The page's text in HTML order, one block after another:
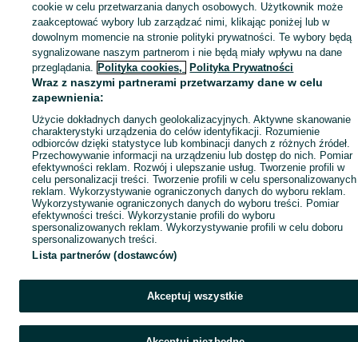
cookie w celu przetwarzania danych osobowych. Użytkownik może
zaakceptować wybory lub zarządzać nimi, klikając poniżej lub w
dowolnym momencie na stronie polityki prywatności. Te wybory będą
sygnalizowane naszym partnerom i nie będą miały wpływu na dane
przeglądania. Polityka cookies, Polityka Prywatności
Wraz z naszymi partnerami przetwarzamy dane w celu
zapewnienia:
Użycie dokładnych danych geolokalizacyjnych. Aktywne skanowanie
charakterystyki urządzenia do celów identyfikacji. Rozumienie
odbiorców dzięki statystyce lub kombinacji danych z różnych źródeł.
Przechowywanie informacji na urządzeniu lub dostęp do nich. Pomiar
efektywności reklam. Rozwój i ulepszanie usług. Tworzenie profili w
celu personalizacji treści. Tworzenie profili w celu spersonalizowanych
reklam. Wykorzystywanie ograniczonych danych do wyboru reklam.
Wykorzystywanie ograniczonych danych do wyboru treści. Pomiar
efektywności treści. Wykorzystanie profili do wyboru
spersonalizowanych reklam. Wykorzystywanie profili w celu doboru
spersonalizowanych treści.
Lista partnerów (dostawców)
Akceptuj wszystkie